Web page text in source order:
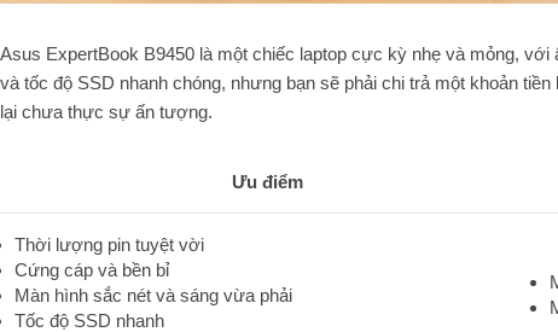
Asus ExpertBook B9450 là một chiếc laptop cực kỳ nhẹ và mỏng,
và tốc độ SSD nhanh chóng, nhưng bạn sẽ phải chi trả một khoản
lại chưa thực sự ấn tượng.
Ưu điểm
Thời lượng pin tuyệt vời
Cứng cáp và bền bỉ
Màn hình sắc nét và sáng vừa phải
Tốc độ SSD nhanh